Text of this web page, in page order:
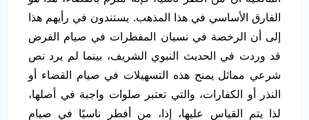
الفارق الأساسي في هذا المذهب. يستندون في رأيهم هذا
إلى أن الرخصة في نسيان المفطرات في صيام الفرض
قد وردت في الحديث النبوي الشريف، بينما لم يرد نص
شرعي مماثل يمنح هذه التسهيلات في صيام القضاء أو
النذر أو الكفارات، والتي تعتبر صلوات واجبة في أصلها،
لذا يتم القياس عليها، إذا، من أفطر ناسيًا في صيام